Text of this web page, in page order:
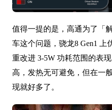
值得一提的是，高通为了「
车这个问题，骁龙8 Gen1
重改进 3-5W 功耗范围的表
高，发热无可避免，但在一
现就好多了。